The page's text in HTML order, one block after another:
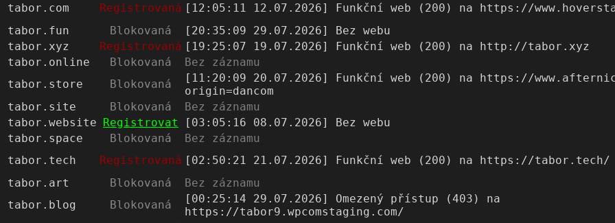
tabor.com
Registrovaná [12:05:11 12.07.2026] Funkční web (200) na https://
tabor.fun
Blokovaná
[20:35:09 29.07.2026] Bez webu
tabor.xyz
Registrovaná [19:25:07 19.07.2026] Funkční web (200) na http://tabor.xyz
tabor.online
Blokovaná
Bez záznamu
tabor.store
Blokovaná
[11:20:09 20.07.2026] Funkční web (200) na https://
origin=dancom
tabor.site
Blokovaná
Bez záznamu
tabor.website Registrovat
[03:05:16 08.07.2026] Bez webu
tabor.space
Blokovaná
Bez záznamu
tabor.tech
Registrovaná [02:50:21 21.07.2026] Funkční web (200) na https://tabor.tech/
tabor.art
Blokovaná
Bez záznamu
tabor.blog
Blokovaná
[00:25:14 29.07.2026] Omezený přístup (403) na
https://tabor9.wpcomstaging.com/